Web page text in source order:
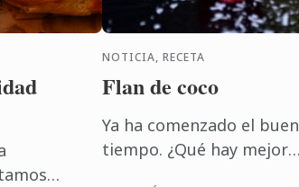
NOTICIA, RECETA
Flan de coco
Ya ha comenzado el buen
tiempo. ¿Qué hay mejor